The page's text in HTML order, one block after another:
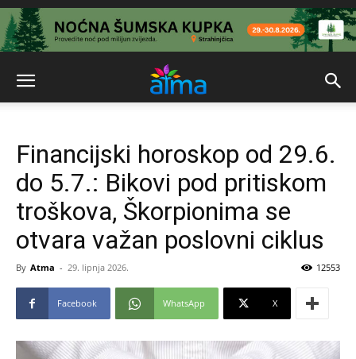
Financijski horoskop od 29.6.
do 5.7.: Bikovi pod pritiskom
troškova, Škorpionima se
otvara važan poslovni ciklus
By Atma - 29. lipnja 2026. 12553
Facebook WhatsApp X